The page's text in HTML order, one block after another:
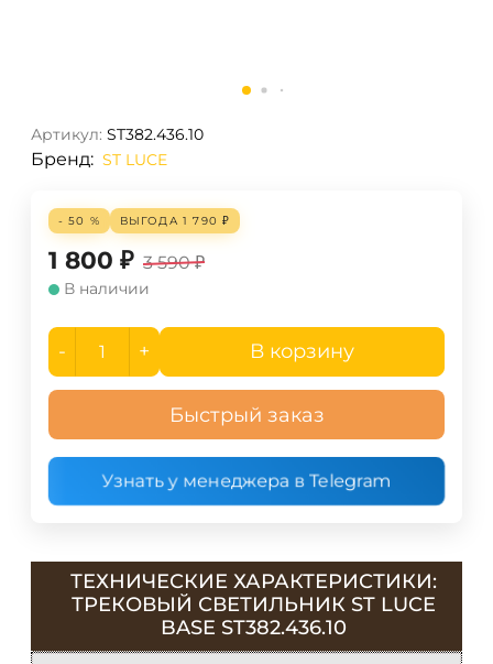
Артикул: ST382.436.10
Бренд: ST LUCE
- 50 % ВЫГОДА 1 790 ₽
1 800 ₽ 3 590 ₽
В наличии
- + В корзину
Быстрый заказ
Узнать у менеджера в Telegram
ТЕХНИЧЕСКИЕ ХАРАКТЕРИСТИКИ:
ТРЕКОВЫЙ СВЕТИЛЬНИК ST LUCE
BASE ST382.436.10